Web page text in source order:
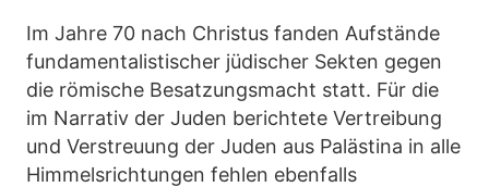
Im Jahre 70 nach Christus fanden Aufstände
fundamentalistischer jüdischer Sekten gegen
die römische Besatzungsmacht statt. Für die
im Narrativ der Juden berichtete Vertreibung
und Verstreuung der Juden aus Palästina in alle
Himmelsrichtungen fehlen ebenfalls